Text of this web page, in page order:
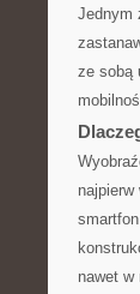
Jednym
ze sobą
nawet w